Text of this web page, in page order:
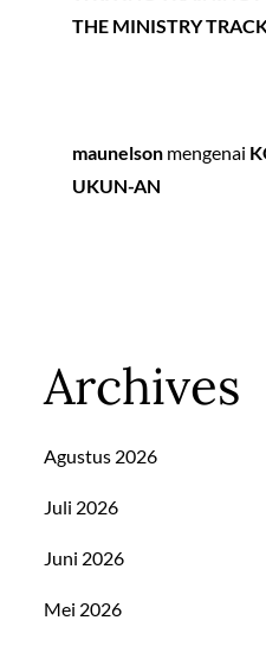
THE MINISTRY
maunelson mengenai
UKUN-AN
Archives
Agustus 2026
Juli 2026
Juni 2026
Mei 2026